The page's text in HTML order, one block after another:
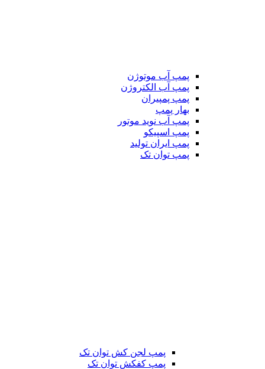
پمپ آب موتوژن
پمپ آب الکتروژن
پمپ پمپیران
بهار پمپ
پمپ آب نوید موتور
پمپ اسپیکو
پمپ ایران تولید
پمپ توان تک
پمپ لجن کش توان تک
پمپ کفکش توان تک